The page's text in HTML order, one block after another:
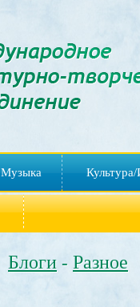
Музыка
Блоги - Разное